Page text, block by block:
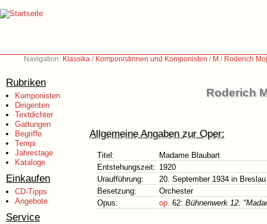
Navigation: Klassika / Komponistinnen und Komponisten / M / Roderich
Rubriken
Komponisten
Dirigenten
Textdichter
Gattungen
Begriffe
Tempi
Jahrestage
Kataloge
Einkaufen
CD-Tipps
Angebote
Service
Roderich
Allgemeine Angaben zur Oper:
Titel:
Madame Blaubart
Entstehungszeit: 1920
Uraufführung:
20. September 1934 in
Besetzung:
Orchester
Opus:
op. 62: Bühnenwerk 12: